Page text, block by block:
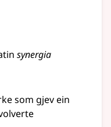
synergia
som gjev ein